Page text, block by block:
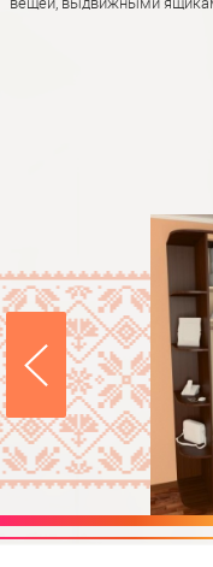
КАТАЛОГИ